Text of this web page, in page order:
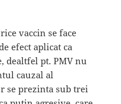
vaccin se face
efect aplicat ca
dealtfel pt. PMV nu
cauzal al
se prezinta sub trei